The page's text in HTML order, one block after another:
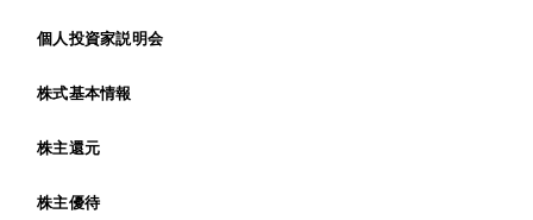
個人投資家説明会
株式基本情報
株主還元
株主優待